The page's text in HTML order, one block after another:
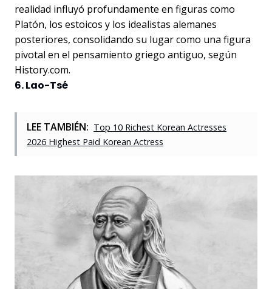
realidad influyó profundamente en figuras como
Platón, los estoicos y los idealistas alemanes
posteriores, consolidando su lugar como una figura
pivotal en el pensamiento griego antiguo, según
History.com.
6. Lao-Tsé
LEE TAMBIÉN: Top 10 Richest Korean Actresses
2026 Highest Paid Korean Actress